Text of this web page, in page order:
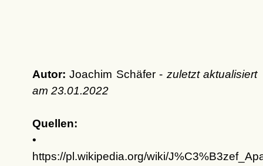
Autor: Joachim Schäfer - zuletzt aktualisiert
am 23.01.2022
Quellen:
•
https://pl.wikipedia.org/wiki/